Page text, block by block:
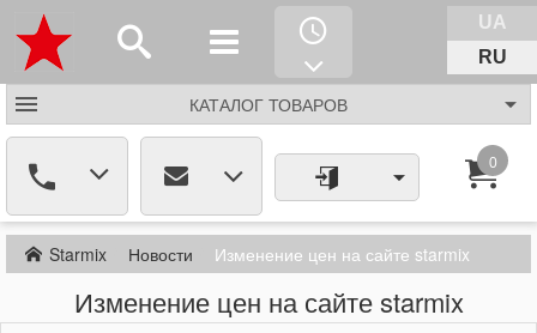
UA
RU
КАТАЛОГ ТОВАРОВ
0
Starmix Новости Изменение цен на сайте starmix
Изменение цен на сайте starmix